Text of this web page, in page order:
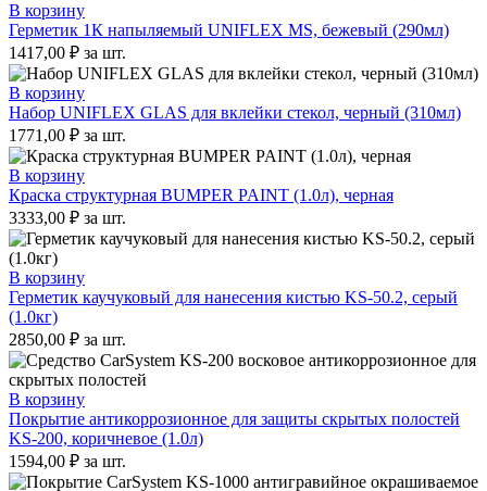
В корзину
Герметик 1К напыляемый UNIFLEX MS, бежевый (290мл)
1417,00 ₽ за шт.
В корзину
Набор UNIFLEX GLAS для вклейки стекол, черный (310мл)
1771,00 ₽ за шт.
В корзину
Краска структурная BUMPER PAINT (1.0л), черная
3333,00 ₽ за шт.
В корзину
Герметик каучуковый для нанесения кистью KS-50.2, серый
(1.0кг)
2850,00 ₽ за шт.
В корзину
Покрытие антикоррозионное для защиты скрытых полостей
KS-200, коричневое (1.0л)
1594,00 ₽ за шт.